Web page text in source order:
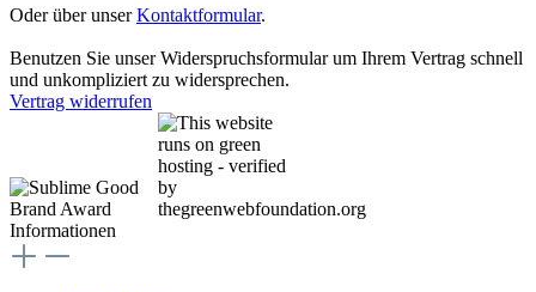
Oder über unserKontaktformular.
Benutzen Sie unser Widerspruchsformular um Ihrem Vertrag schnell
und unkompliziert zu widersprechen.
Vertrag widerrufen
Informationen